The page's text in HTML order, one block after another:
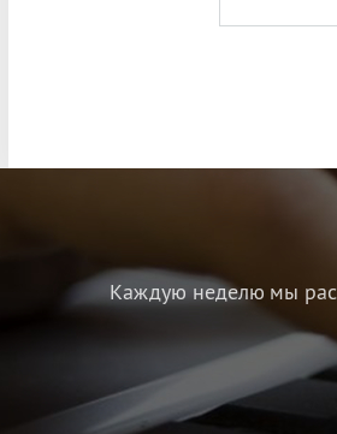
Каждую неделю мы